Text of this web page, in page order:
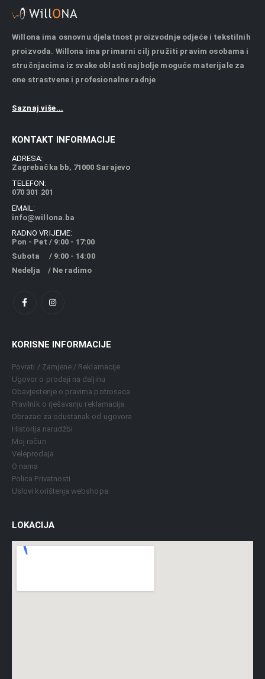
Willona ima osnovnu djelatnost proizvodnje odjeće i tekstilnih
proizvoda. Willona ima primarni cilj pružiti pravim osobama i
stručnjacima iz svake oblasti najbolje moguće materijale za
one strastvene i profesionalne radnje
Saznaj više...
KONTAKT INFORMACIJE
ADRESA:
Zagrebačka bb, 71000 Sarajevo
TELEFON:
070 301 201
EMAIL:
info@willona.ba
RADNO VRIJEME:
Pon - Pet / 9:00 - 17:00
Subota / 9:00 - 14:00
Nedelja / Ne radimo
KORISNE INFORMACIJE
Povrati / Zamjene / Reklamacije
Ugovor o prodaji na daljinu
Obavjestenje o pravima potrosaca
Pravilnik o rješavanju reklamacija
Obrazac za odustanak od ugovora
Historija narudžbi
Moj račun
Veleprodaja
O nama
Polica Privatnosti
Uslovi korištenja webshopa
LOKACIJA